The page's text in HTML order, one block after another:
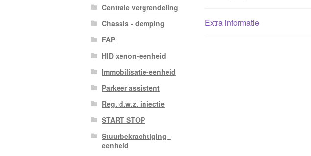
Extra informatie
Centrale vergrendeling
Chassis - demping
FAP
HID xenon-eenheid
Immobilisatie-eenheid
Parkeer assistent
Reg. d.w.z. injectie
START STOP
Stuurbekrachtiging -
eenheid